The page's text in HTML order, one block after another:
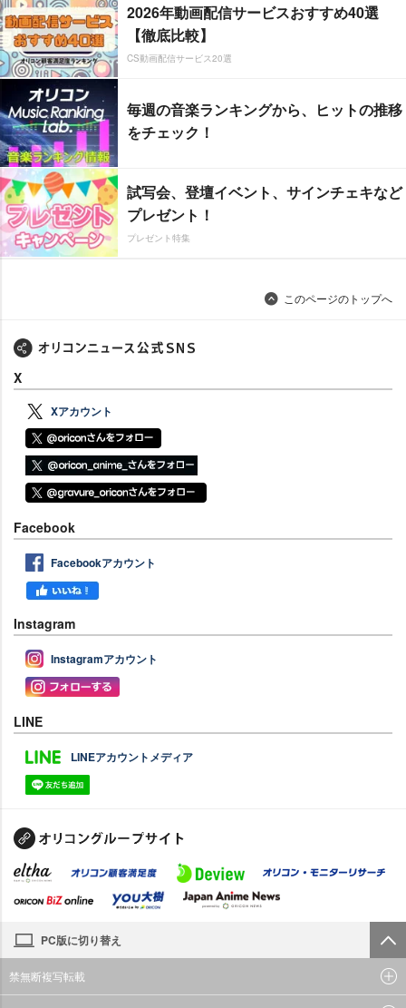
2026年動画配信サービスおすすめ40選
【徹底比較】
CS動画配信サービス20選
毎週の音楽ランキングから、ヒットの推移
をチェック！
試写会、登壇イベント、サインチェキなど
プレゼント！
プレゼント特集
このページのトップへ
X
Xアカウント
Facebook
Facebookアカウント
Instagram
Instagramアカウント
LINE
LINEアカウントメディア
PC版に切り替え
禁無断複写転載